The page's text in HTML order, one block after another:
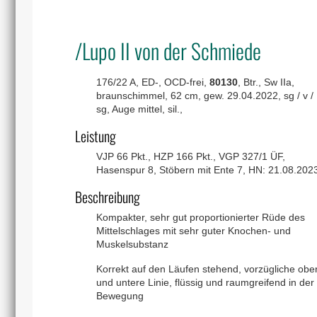
/Lupo II von der Schmiede
176/22 A, ED-, OCD-frei, 80130 , Btr., Sw IIa,
braunschimmel, 62 cm, gew. 29.04.2022, sg / v /
sg, Auge mittel, sil.,
Leistung
VJP 66 Pkt., HZP 166 Pkt., VGP 327/1 ÜF,
Hasenspur 8, Stöbern mit Ente 7, HN:
Beschreibung
Kompakter, sehr gut proportionierter Rüde des
Mittelschlages mit sehr guter Knochen- und
Muskelsubstanz
Korrekt auf den Läufen stehend, vorzügliche
und untere Linie, flüssig und raumgreifend in der
Bewegung